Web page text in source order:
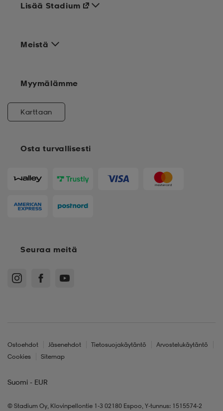
Meistä
Osta turvallisesti
Lisää Stadium
Myymälämme
Karttaan
Seuraa meitä
Ostoehdot Jäsenehdot Tietosuojakäytäntö
Arvostelukäytäntö
Cookies
Sitemap
Suomi - EUR
© Stadium Oy, Klovinpellontie 1-3 02180 Espoo, Y-tunnus: 1515574-2